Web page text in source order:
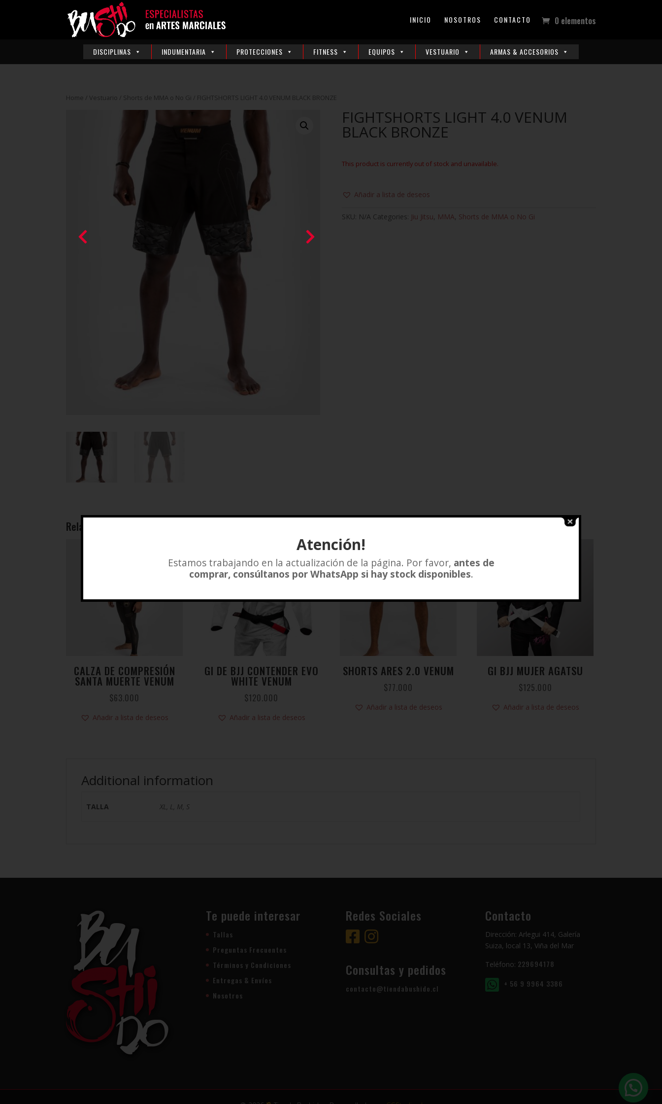
INICIO NOSOTROS CONTACTO 0 elementos
DISCIPLINAS INDUMENTARIA PROTECCIONES FITNESS EQUIPOS VESTUARIO ARMAS & ACCESORIOS
Home / Vestuario / Shorts de MMA o No Gi / FIGHTSHORTS LIGHT 4.0 VENUM BLACK BRONZE
FIGHTSHORTS LIGHT 4.0 VENUM
BLACK BRONZE
This product is currently out of stock and unavailable.
Añadir a lista de deseos
SKU: N/A Categories: Jiu Jitsu, MMA, Shorts de MMA o No Gi
Related products
CALZA DE COMPRESIÓN
SANTA MUERTE VENUM
$63.000
Añadir a lista de deseos
GI DE BJJ CONTENDER EVO
WHITE VENUM
$120.000
Añadir a lista de deseos
SHORTS ARES 2.0 VENUM
$77.000
Añadir a lista de deseos
GI BJJ MUJER AGATSU
$125.000
Añadir a lista de deseos
Additional information
TALLA XL, L, M, S
Te puede interesar
Tallas
Preguntas Frecuentes
Términos y Condiciones
Entregas & Envíos
Nosotros
Redes Sociales
Consultas y pedidos
contacto@tiendabushido.cl
Contacto
Dirección: Arlegui 414, Galería
Suiza, local 13, Viña del Mar
Teléfono: 229694178
+ 56 9 9964 3386
Atención!
Estamos trabajando en la actualización de la página. Por favor, antes de
comprar, consúltanos por WhatsApp si hay stock disponibles.